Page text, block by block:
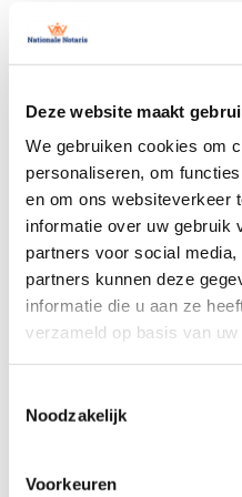
Deze website maakt
We gebruiken cookies om
personaliseren, om
en om ons websiteverkeer
informatie over uw gebruik
partners voor social
partners kunnen deze
informatie die u aan ze
verzameld op basis van
Noodzakelijk
Voorkeuren
Om de leveringsakte in
identiteitsbewijs nodig.
de herkomst van het
aankoop gebruikt.
Bepalingen
vakantiepark
Staat de vakantiewoning
krijg je te maken met
betekenen, waarvoor wij